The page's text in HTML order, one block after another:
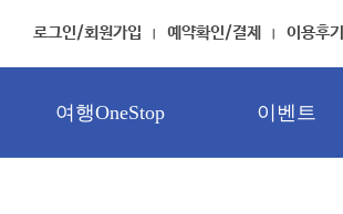
로그인/회원가입 예약확인/결제 이용후기
여행OneStop 이벤트